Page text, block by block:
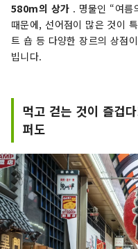
580m의 상가 . 명물인 “여름
때문에, 선어점이 많은 것이
트 숍 등 다양한 장르의 상점
빕니다.
먹고 걷는 것이 즐겁
퍼도